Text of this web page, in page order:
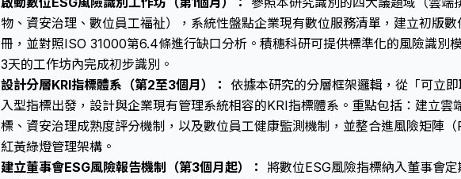
物、資安治理、數位員工福祉），系統性盤點企業現有數位服務清單，建立初版
冊，並對照ISO 31000第6.4條進行缺口分析。積穗科研可提供標準化的風險識別
3天的工作坊內完成初步識別。
設計分層KRI指標體系（第2至3個月）：
依據本研究的分層框架邏輯，從「可立
入型指標出發，設計與企業現有管理系統相容的KRI指標體系。重點包括：建立雲
標、資安治理成熟度評分機制，以及數位員工健康監測機制，並整合進風險矩陣
紅黃綠燈管理架構。
建立董事會ESG風險報告機制（第3個月起）：
將數位ESG風險指標納入董事會